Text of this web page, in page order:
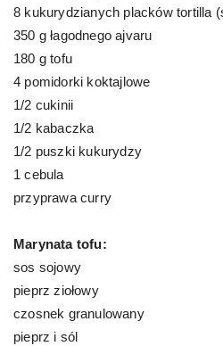
8 kukurydzianych placków tortilla
350 g łagodnego ajvaru
180 g tofu
4 pomidorki koktajlowe
1/2 cukinii
1/2 kabaczka
1/2 puszki kukurydzy
1 cebula
przyprawa curry
Marynata tofu:
sos sojowy
pieprz ziołowy
czosnek granulowany
pieprz i sól